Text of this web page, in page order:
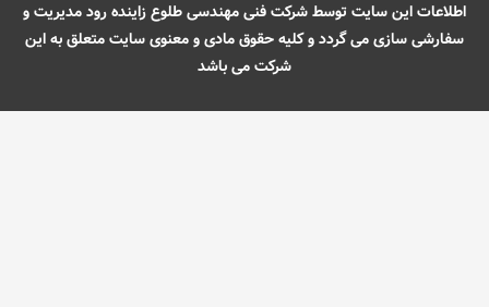
اطلاعات این سایت توسط شرکت فنی مهندسی طلوع زاینده رود مدیریت و
سفارشی سازی می گردد و کلیه حقوق مادی و معنوی سایت متعلق به این
شرکت می باشد